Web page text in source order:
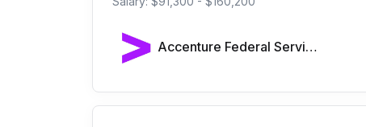
Accenture Federal Services